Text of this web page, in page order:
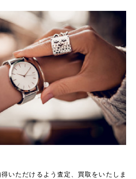
いただけるよう査定、買取をいたしま